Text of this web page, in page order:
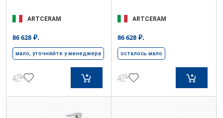
ARTCERAM
86 628 ₽.
мало, уточняйте у менеджера
ARTCERAM
86 628 ₽.
осталось мало